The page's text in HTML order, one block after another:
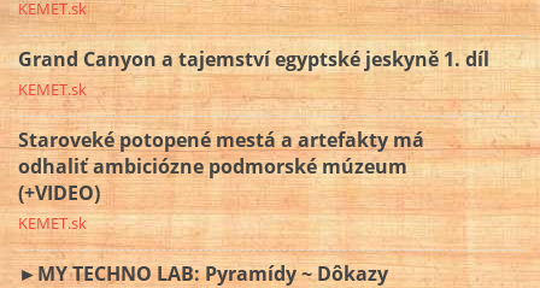
KEMET.sk
Grand Canyon a tajemství egyptské jeskyně 1. díl
KEMET.sk
Staroveké potopené mestá a artefakty má
odhaliť ambiciózne podmorské múzeum
(+VIDEO)
KEMET.sk
►MY TECHNO LAB: Pyramídy ~ Dôkazy